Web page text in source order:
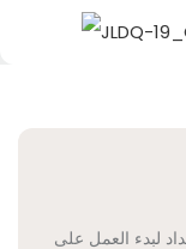
لبدء العمل على